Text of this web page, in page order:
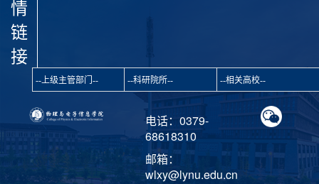
情
链
接
电话：0379-
68618310
邮箱：
wlxy@lynu.edu.cn